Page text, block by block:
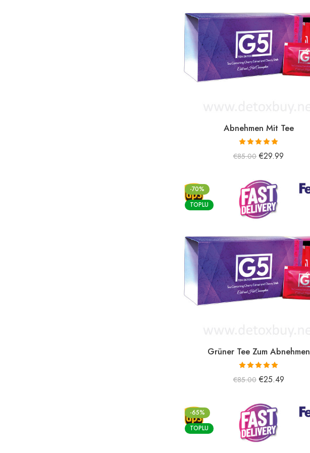
Abnehmen Mit Tee
5 üzerinden
€85.00 €29.99
-70%
TOPLU
Grüner Tee Zum Abnehmen
5 üzerinden
€85.00 €25.49
-65%
TOPLU